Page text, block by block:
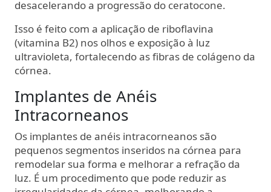
desacelerando a progressão do ceratocone.
Isso é feito com a aplicação de riboflavina
(vitamina B2) nos olhos e exposição à luz
ultravioleta, fortalecendo as fibras de colágeno da
córnea.
Implantes de Anéis
Intracorneanos
Os implantes de anéis intracorneanos são
pequenos segmentos inseridos na córnea para
remodelar sua forma e melhorar a refração da
luz. É um procedimento que pode reduzir as